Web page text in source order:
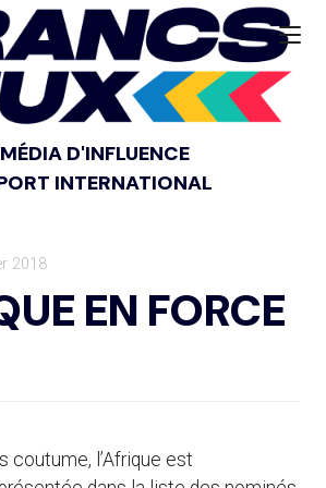
D'INFLUENCE
INTERNATIONAL
2018
EN FORCE
coutume, l’Afrique est